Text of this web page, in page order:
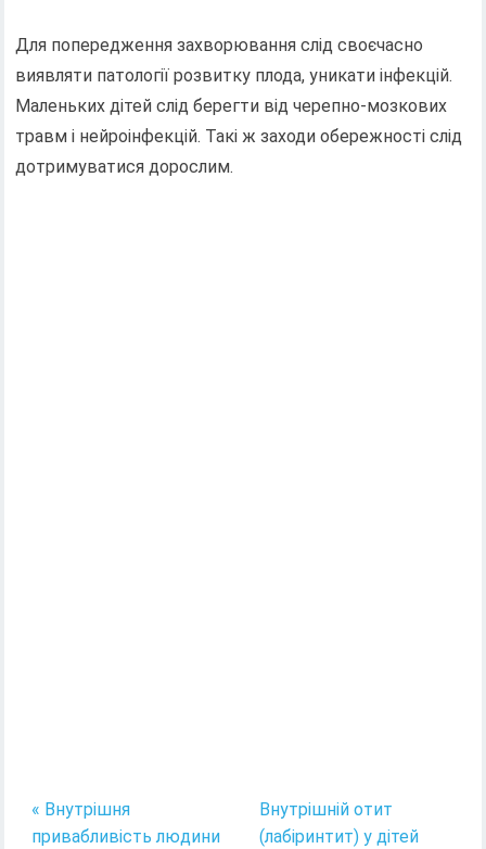
Для попередження захворювання слід своєчасно
виявляти патології розвитку плода, уникати інфекцій.
Маленьких дітей слід берегти від черепно-мозкових
травм і нейроінфекцій. Такі ж заходи обережності слід
дотримуватися дорослим.
« Внутрішня
привабливість людини
Внутрішній отит
(лабіринтит) у дітей